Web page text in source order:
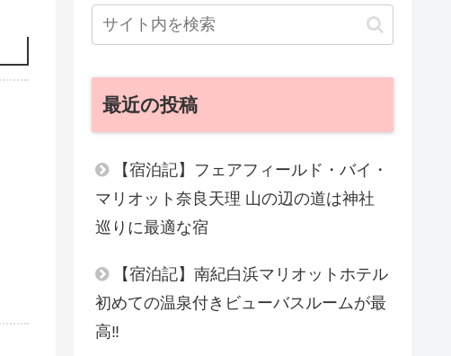
最近の投稿
【宿泊記】フェアフィールド・バイ・
マリオット奈良天理 山の辺の道は神社
巡りに最適な宿
【宿泊記】南紀白浜マリオットホテル
初めての温泉付きビューバスルームが最
高‼︎